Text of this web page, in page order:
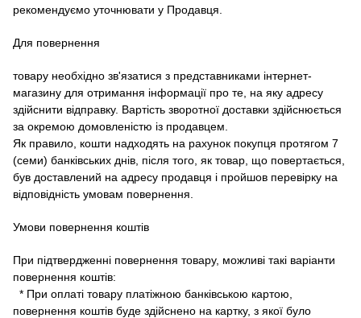
рекомендуємо уточнювати у Продавця.
Для повернення
товару необхідно зв'язатися з представниками інтернет-
магазину для отримання інформації про те, на яку адресу
здійснити відправку. Вартість зворотної доставки здійснюється
за окремою домовленістю із продавцем.
Як правило, кошти надходять на рахунок покупця протягом 7
(семи) банківських днів, після того, як товар, що повертається,
був доставлений на адресу продавця і пройшов перевірку на
відповідність умовам повернення.
Умови повернення коштів
При підтвердженні повернення товару, можливі такі варіанти
повернення коштів:
* При оплаті товару платіжною банківською картою,
повернення коштів буде здійснено на картку, з якої було